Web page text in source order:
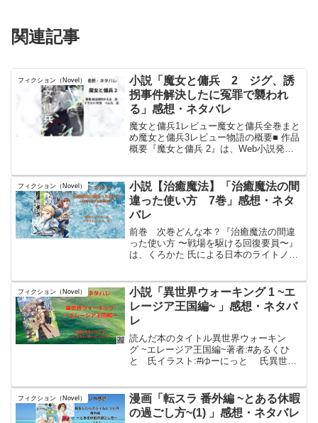
関連記事
フィクション（Novel）
小説「魔女と傭兵 2 ジグ、誘
拐事件解決したに冤罪で襲われ
る」感想・ネタバレ
魔女と傭兵1レビュー魔女と傭兵全巻まと
め魔女と傭兵3レビュー物語の概要■ 作品
概要『魔女と傭兵 2』は、Web小説発の
は、その土地の環境に馴染み、血と剣戟
に溢れた平和...
フィクション（Novel）
小説【治癒魔法】「治癒魔法の間
違った使い方 7巻」感想・ネタ
バレ
前巻 次巻どんな本？『治癒魔法の間違
った使い方 〜戦場を駆ける回復要員〜』
は、くろかた 氏による日本のライトノベ
で連載が始まり、2016年3月から2020年
3...
フィクション（Novel）
小説「異世界ウォーキング 1 ~エ
レージア王国編~ 」感想・ネタバ
レ
読んだ本のタイトル異世界ウォーキン
グ ~エレージア王国編~著者:#あるくひ
と 氏イラスト:#ゆーにっと 氏異世界
ーにっと KADOKAWA 2022年0...
フィクション（Novel）
漫画「転スラ 番外編 ~とある休暇
の過ごし方~(1) 」感想・ネタバレ